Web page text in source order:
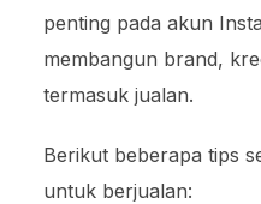
penting pada akun
membangun brand,
termasuk jualan.
Berikut beberapa tips
untuk berjualan: